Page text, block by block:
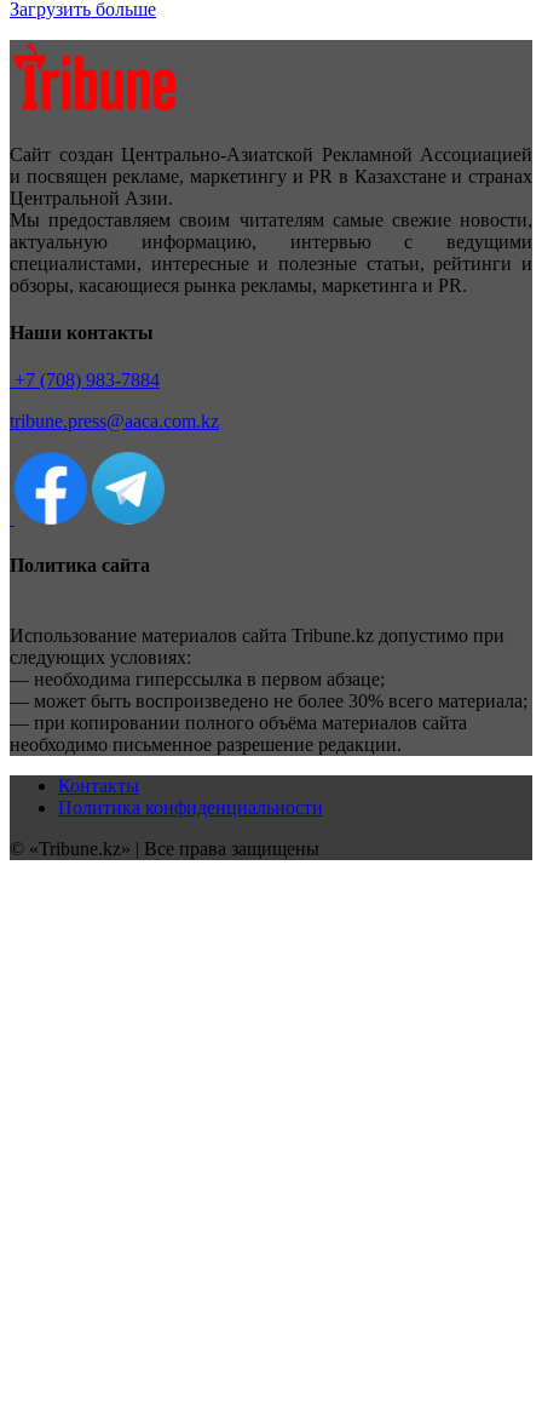
Загрузить больше
Сайт создан Центрально-Азиатской Рекламной Ассоциацией
и посвящен рекламе, маркетингу и PR в Казахстане и странах
Центральной Азии.
Мы предоставляем своим читателям самые свежие новости,
актуальную информацию, интервью с ведущими
специалистами, интересные и полезные статьи, рейтинги и
обзоры, касающиеся рынка рекламы, маркетинга и PR.
Наши контакты
+7 (708) 983-7884
tribune.press@aaca.com.kz
Политика сайта
Использование материалов сайта Tribune.kz допустимо при
следующих условиях:
— необходима гиперссылка в первом абзаце;
— может быть воспроизведено не более 30% всего материала;
— при копировании полного объёма материалов сайта
необходимо письменное разрешение редакции.
Контакты
Политика конфиденциальности
© «Tribune.kz» | Все права защищены